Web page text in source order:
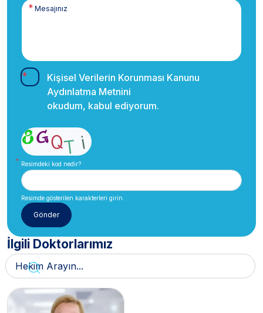
Kişisel Verilerin Korunması Kanunu
Aydınlatma Metnini
okudum, kabul ediyorum.
Resimdeki kod nedir?
Resimde gösterilen karakterleri girin.
İlgili Doktorlarımız